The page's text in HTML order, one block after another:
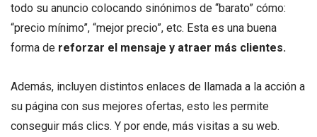
todo su anuncio colocando sinónimos de “barato” cómo:
“precio mínimo”, “mejor precio”, etc. Esta es una buena
forma de reforzar el mensaje y atraer más clientes.
Además, incluyen distintos enlaces de llamada a la acción a
su página con sus mejores ofertas, esto les permite
conseguir más clics. Y por ende, más visitas a su web.